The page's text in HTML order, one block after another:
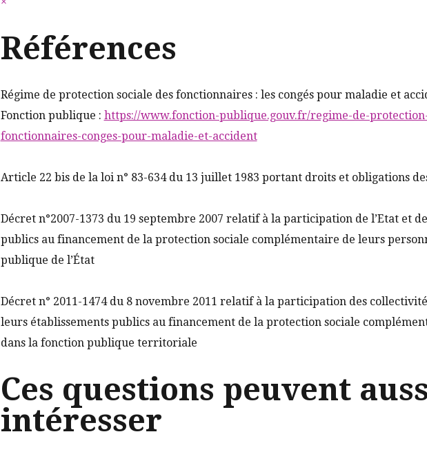
Références
Régime de protection sociale des fonctionnaires : les congés pour maladie et
Fonction publique : https://www.fonction-publique.gouv.fr/regime-de-
fonctionnaires-conges-pour-maladie-et-accident
Article 22 bis de la loi n° 83-634 du 13 juillet 1983 portant droits et obligations
Décret n°2007-1373 du 19 septembre 2007 relatif à la participation de l’Etat et
publics au financement de la protection sociale complémentaire de leurs
publique de l’État
Décret n° 2011-1474 du 8 novembre 2011 relatif à la participation des
leurs établissements publics au financement de la protection sociale
dans la fonction publique territoriale
Ces questions peuvent
intéresser